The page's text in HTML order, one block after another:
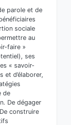
parole et de
sociale
au
faire »
ses
« savoir-
et d’élaborer,
de
De dégager
construire